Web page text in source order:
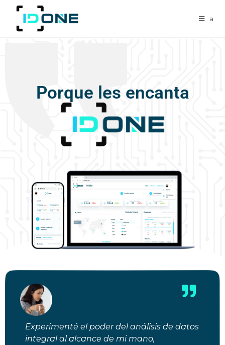
a
Porque les encanta
Experimenté el poder del análisis de datos
integral al alcance de mi mano,